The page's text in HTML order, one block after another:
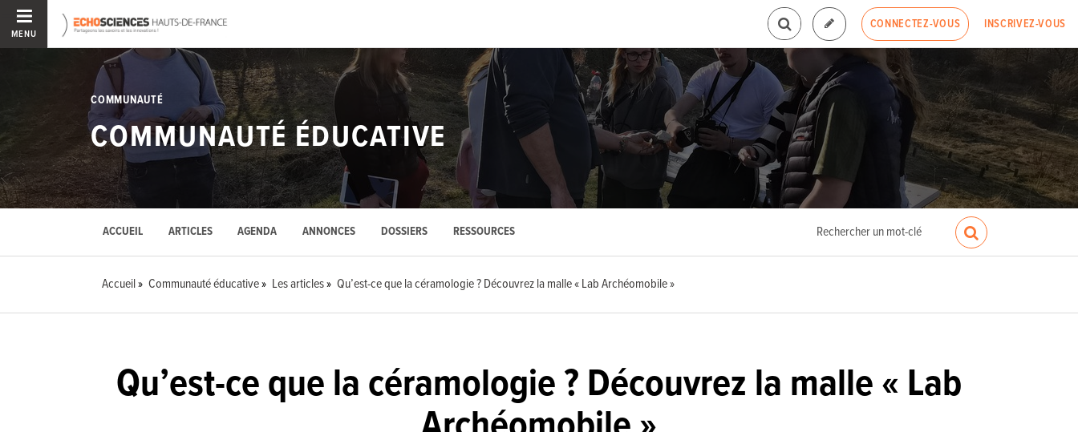
MENU
CONNECTEZ-VOUS INSCRIVEZ-VOUS
COMMUNAUTÉ
COMMUNAUTÉ ÉDUCATIVE
ACCUEIL ARTICLES AGENDA ANNONCES DOSSIERS RESSOURCES
Accueil Communauté éducative Les articles Qu’est-ce que la céramologie ? Découvrez la malle « Lab Archéomobile »
Qu’est-ce que la céramologie ? Découvrez la malle « Lab